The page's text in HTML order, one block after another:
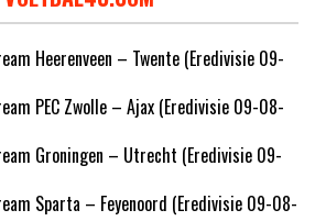
Heerenveen – Twente (Eredivisie 09-
PEC Zwolle – Ajax (Eredivisie 09-08-
Groningen – Utrecht (Eredivisie 09-
Sparta – Feyenoord (Eredivisie 09-08-